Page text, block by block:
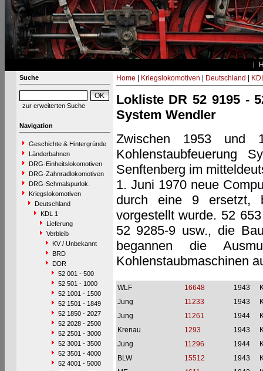
Suche
zur erweiterten Suche
Navigation
Geschichte & Hintergründe
Länderbahnen
DRG-Einheitslokomotiven
DRG-Zahnradlokomotiven
DRG-Schmalspurlok.
Kriegslokomotiven
Deutschland
KDL 1
Lieferung
Verbleib
KV / Unbekannt
BRD
DDR
52 001 - 500
52 501 - 1000
52 1001 - 1500
52 1501 - 1849
52 1850 - 2027
52 2028 - 2500
52 2501 - 3000
52 3001 - 3500
52 3501 - 4000
52 4001 - 5000
Home Kriegslokomotiven Deutschland
Lokliste DR 52 9195 -
System Wendler
Zwischen 1953
Kohlenstaubfeuerung
Senftenberg im
1. Juni 1970 neue
durch eine 9 ersetzt,
vorgestellt wurde. 52
52 9285-9 usw., die
begannen die
Kohlenstaubmaschinen
WLF 16648 1943
Jung
11233 1943
Jung
11261 1944
Krenau
1293 1943
Jung
11296 1944
BLW
15512 1943